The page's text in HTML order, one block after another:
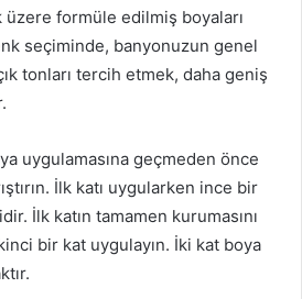
üzere formüle edilmiş boyaları
seçiminde, banyonuzun genel
tonları tercih etmek, daha geniş
uygulamasına geçmeden önce
İlk katı uygularken ince bir
İlk katın tamamen kurumasını
bir kat uygulayın. İki kat boya